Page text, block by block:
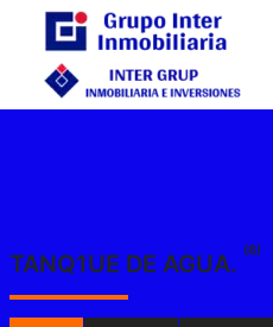
contenido
TANQ1UE DE AGUA. (8)